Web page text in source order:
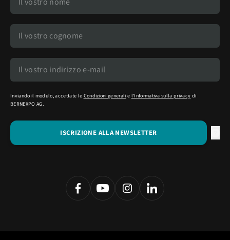
Inviando il modulo, accettate le Condizioni generali e l'Informativa sulla privacy di
BERNEXPO AG.